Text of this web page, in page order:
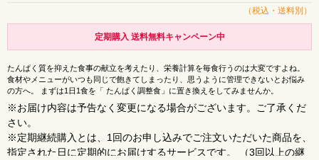
（税込・ 送料別 ）
定期購入 送料無料キャンペーン中
たんぱく質を抑えた食事の献立を考えたり、栄養計算を毎食行うのは大変ですよね。
食材やメニューがいつも同じで飽きてしまったり、思うように管理できないとお悩み
の方へ。 まずは1日1食を「 たんぱく調整食」に置き換えをしてみませんか。
※お届け内容は予告なく変更になる場合がございます。ご了承くだ
さい。
※定期継続購入とは、1回のお申し込みでご注文いただいた商品を、
指定された日に定期的にお届けするサービスです。 （3回以上の継